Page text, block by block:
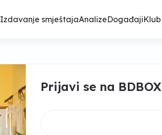
Izdavanje smještajaAnalizeDogađajiKlub
Prijavi se na BDBOX